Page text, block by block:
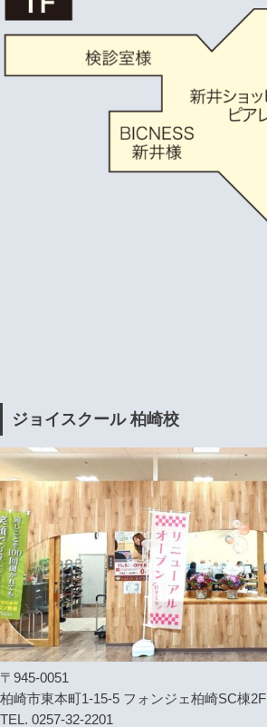
ジョイスクール 柏崎校
〒945-0051
柏崎市東本町1-15-5 フォンジェ柏崎SC棟2F
TEL. 0257-32-2201